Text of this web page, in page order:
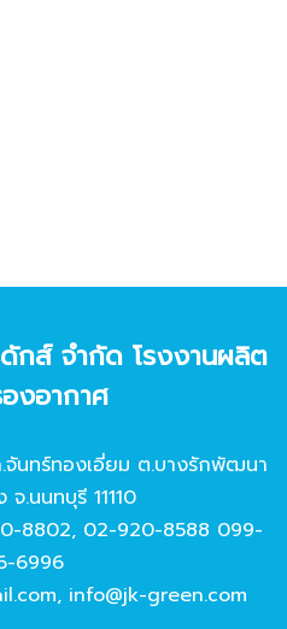
กส์ จํากัด โรงงานผลิต
งอากาศ
นทร์ทองเอี่ยม ต.บางรักพัฒนา
.นนทบุรี 11110
8802, 02-920-8588 099-
6996
, info@jk-green.com